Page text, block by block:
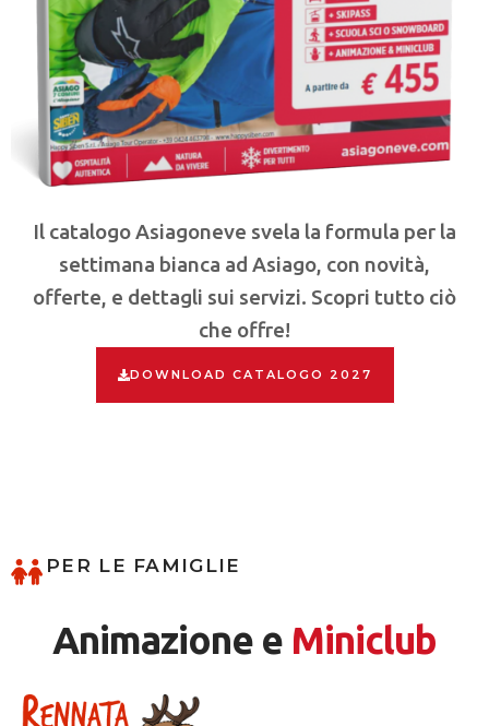
Il catalogo Asiagoneve svela la formula per la
settimana bianca ad Asiago, con novità,
offerte, e dettagli sui servizi. Scopri tutto ciò
che offre!
DOWNLOAD CATALOGO 2027
PER LE FAMIGLIE
Animazione e Miniclub